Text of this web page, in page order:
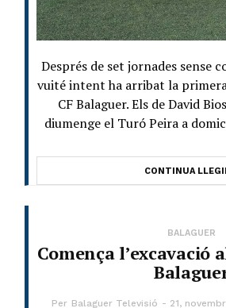
Després de set jornades sense
vuité intent ha arribat la
CF Balaguer. Els de David
diumenge el Turó Peira a
CONTINUA
BALAGUER
Comença l’excavació
Per Balaguer Televisió 21,